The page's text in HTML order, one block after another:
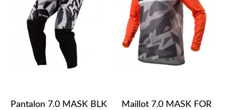
Pantalon 7.0 MASK BLK Maillot 7.0 MASK FOR